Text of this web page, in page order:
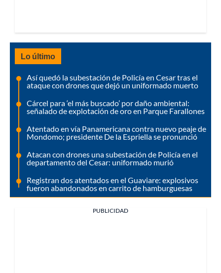
Lo último
Así quedó la subestación de Policía en Cesar tras el
ataque con drones que dejó un uniformado muerto
Cárcel para ‘el más buscado’ por daño ambiental:
señalado de explotación de oro en Parque Farallones
Atentado en vía Panamericana contra nuevo peaje de
Mondomo; presidente De la Espriella se pronunció
Atacan con drones una subestación de Policía en el
departamento del Cesar: uniformado murió
Registran dos atentados en el Guaviare: explosivos
fueron abandonados en carrito de hamburguesas
PUBLICIDAD